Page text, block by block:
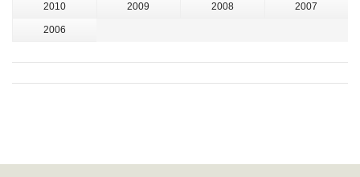
2010 2009 2008 2007
2006